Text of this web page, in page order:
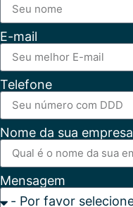
E-mail
Telefone
Nome da sua empresa
Mensagem